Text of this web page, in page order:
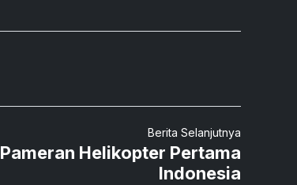
Berita Selanjutnya
Pameran Helikopter Pertama
Indonesia